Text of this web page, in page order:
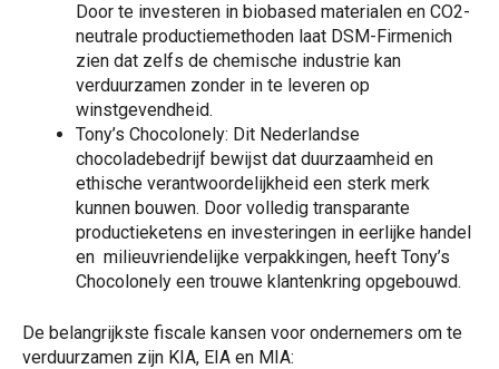
Door te investeren in biobased materialen en CO2-
neutrale productiemethoden laat DSM-Firmenich
zien dat zelfs de chemische industrie kan
verduurzamen zonder in te leveren op
winstgevendheid.
Tony’s Chocolonely: Dit Nederlandse
chocoladebedrijf bewijst dat duurzaamheid en
ethische verantwoordelijkheid een sterk merk
kunnen bouwen. Door volledig transparante
productieketens en investeringen in eerlijke handel
en milieuvriendelijke verpakkingen, heeft Tony’s
Chocolonely een trouwe klantenkring opgebouwd.
De belangrijkste fiscale kansen voor ondernemers om te
verduurzamen zijn KIA, EIA en MIA: